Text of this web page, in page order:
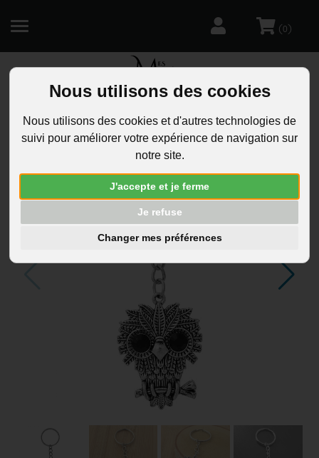
Nous utilisons des cookies
Nous utilisons des cookies et d'autres technologies de
suivi pour améliorer votre expérience de navigation sur
notre site.
J'accepte et je ferme
Je refuse
Changer mes préférences
(0)